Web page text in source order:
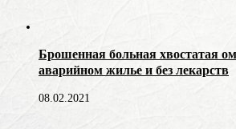
Брошенная больная хвостатая
аварийном жилье и без лекарств
08.02.2021